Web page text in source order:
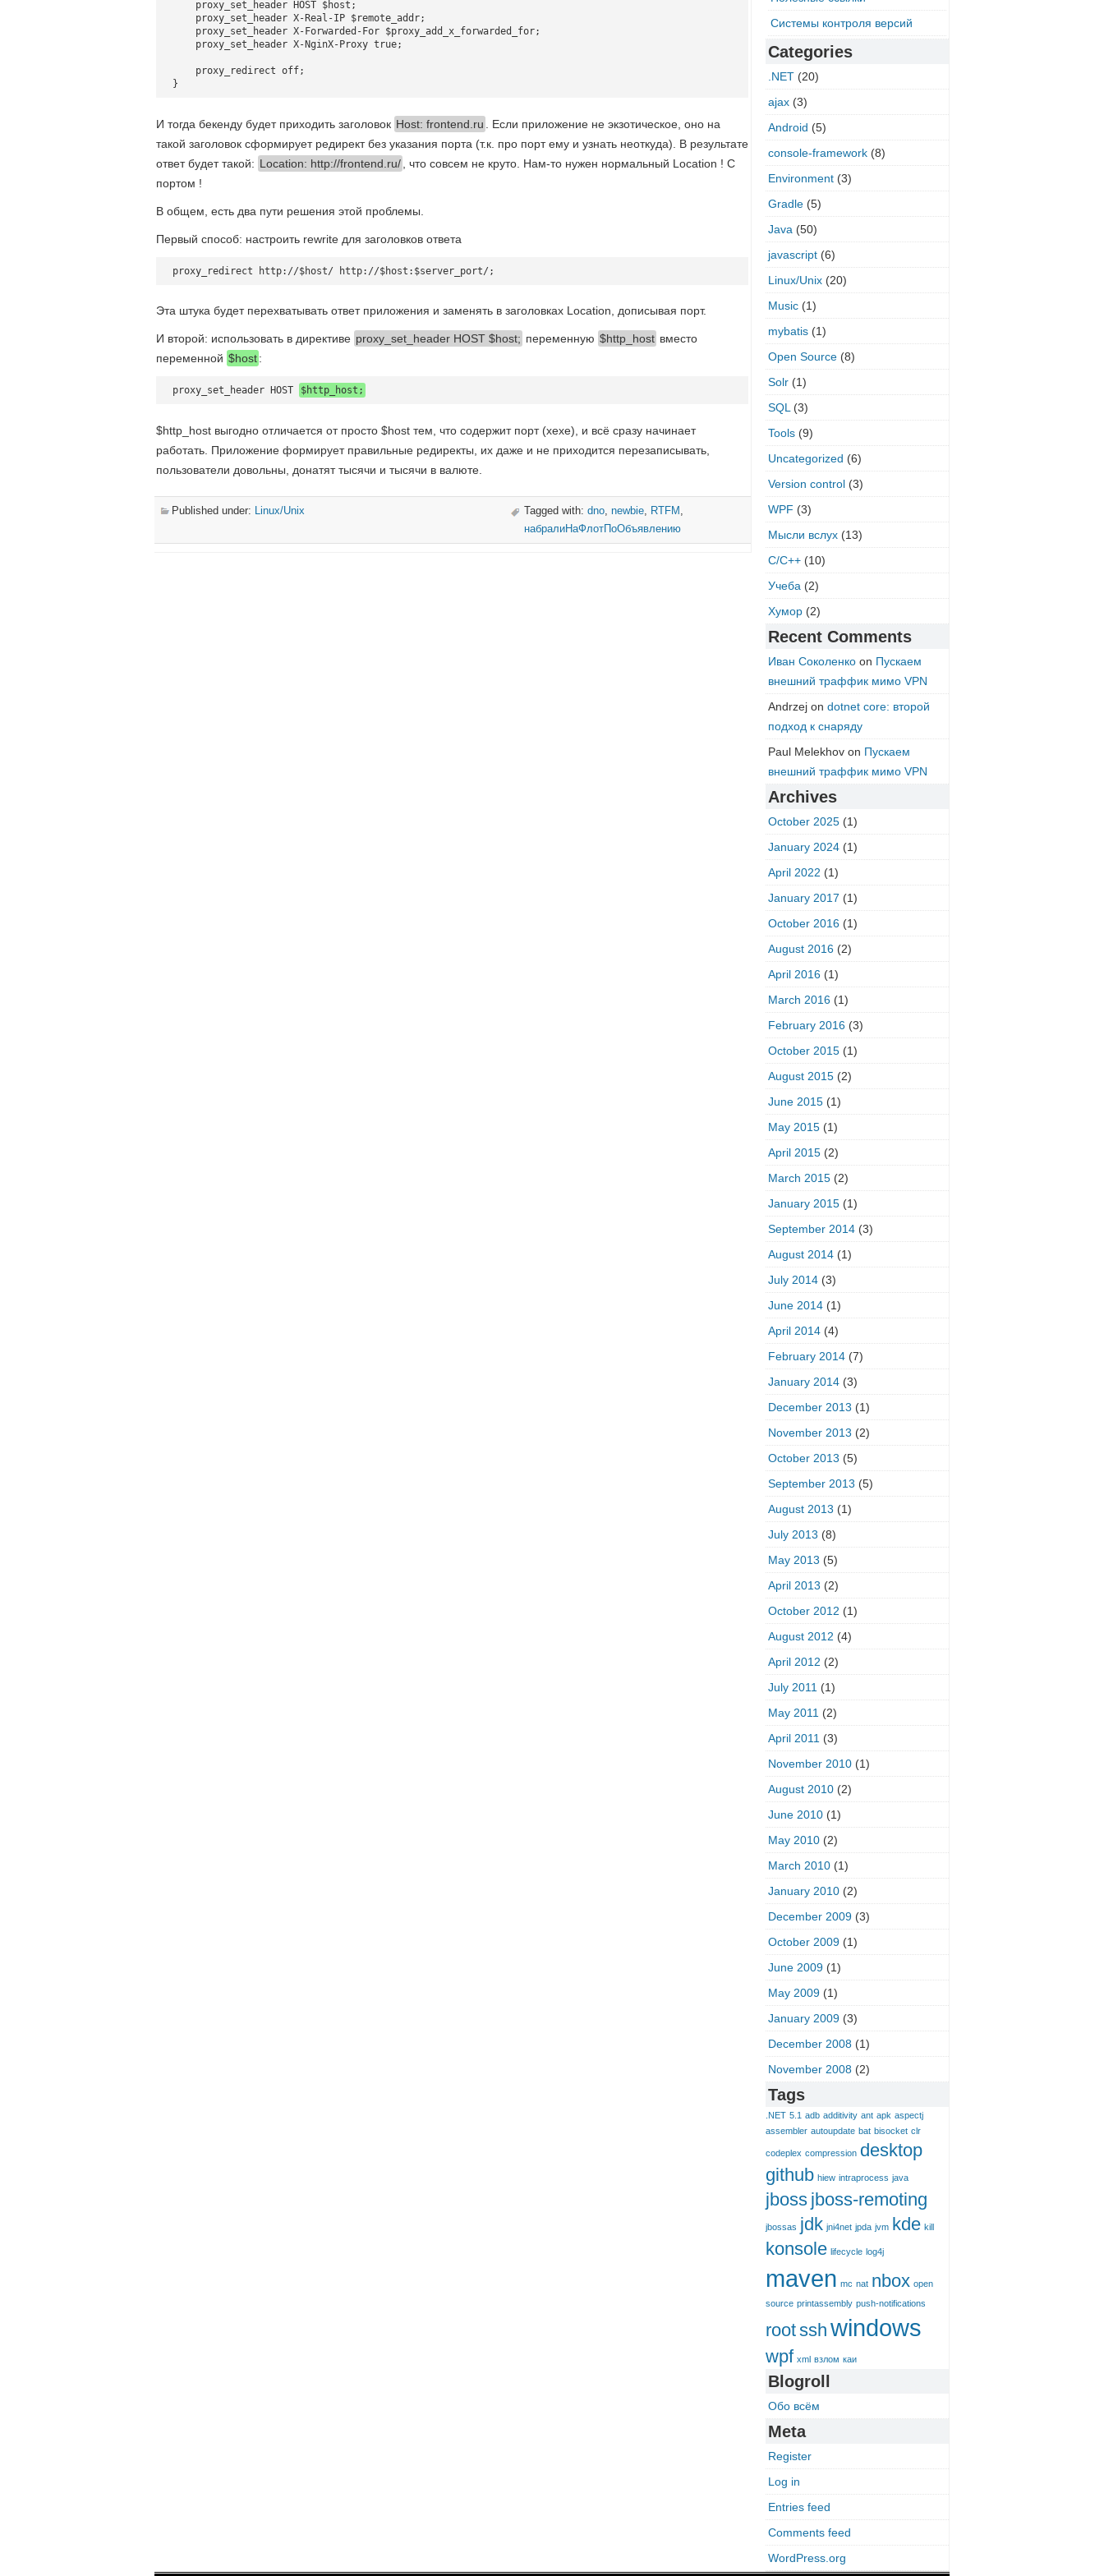
    proxy_set_header HOST $host;
    proxy_set_header X-Real-IP $remote_addr;
    proxy_set_header X-Forwarded-For $proxy_add_x_forwarded_for;
    proxy_set_header X-NginX-Proxy true;
    proxy_redirect off;
И тогда бекенду будет приходить заголовок Host: frontend.ru
. Если приложение не экзотическое, оно на
такой заголовок сформирует редирект без указания порта (т.к. про порт ему и узнать неоткуда). В результате
ответ будет такой: Location: http://frontend.ru/
, что совсем не круто. Нам-то нужен нормальный Location ! С
портом !
В общем, есть два пути решения этой проблемы.
Первый способ: настроить rewrite для заголовков ответа
Эта штука будет перехватывать ответ приложения и заменять в заголовках Location, дописывая порт.
И второй: использовать в директиве proxy_set_header HOST $host; переменную $http_host вместо
переменной $host:
proxy_set_header HOST $http_host;
$http_host выгодно отличается от просто $host тем, что содержит порт (хехе), и всё сразу начинает
работать. Приложение формирует правильные редиректы, их даже и не приходится перезаписывать,
пользователи довольны, донатят тысячи и тысячи в валюте.
Published under: Linux/Unix Tagged with:dno ,newbie RTFM
набралиНаФлотПоОбъявлению
Системы контроля версий
Categories
.NET (20)
ajax (3)
Android (5)
console-framework (8)
Environment (3)
Gradle (5)
Java (50)
javascript (6)
Linux/Unix (20)
Music (1)
mybatis (1)
Open Source (8)
Solr (1)
SQL (3)
Tools (9)
Uncategorized (6)
Version control (3)
WPF (3)
Мысли вслух (13)
С/C++ (10)
Учеба (2)
Хумор (2)
Recent Comments
Иван Соколенко on Пускаем
внешний траффик мимо VPN
Andrzej ondotnet core: второй
подход к снаряду
Paul Melekhov on Пускаем
внешний траффик мимо VPN
Archives
October 2025 (1)
January 2024 (1)
April 2022 (1)
January 2017 (1)
October 2016 (1)
August 2016 (2)
April 2016 (1)
March 2016 (1)
February 2016 (3)
October 2015 (1)
August 2015 (2)
June 2015 (1)
May 2015 (1)
April 2015 (2)
March 2015 (2)
January 2015 (1)
September 2014 (3)
August 2014 (1)
July 2014 (3)
June 2014 (1)
April 2014 (4)
February 2014 (7)
January 2014 (3)
December 2013 (1)
November 2013 (2)
October 2013 (5)
September 2013 (5)
August 2013 (1)
July 2013 (8)
May 2013 (5)
April 2013 (2)
October 2012 (1)
August 2012 (4)
April 2012 (2)
July 2011 (1)
May 2011 (2)
April 2011 (3)
November 2010 (1)
August 2010 (2)
June 2010 (1)
May 2010 (2)
March 2010 (1)
January 2010 (2)
December 2009 (3)
October 2009 (1)
June 2009 (1)
May 2009 (1)
January 2009 (3)
December 2008 (1)
November 2008 (2)
Tags
.NET 5.1 adb additivity ant apk aspectj
assembler autoupdate bat bisocket clr
codeplex compression desktop
github hiew intraprocess java
jboss jboss-remoting
jbossas jdk jni4net jpda jvm kde kill
konsole lifecycle log4j
maven mc nat nbox open
source printassembly push-notifications
rootssh windows
wpf xml взлом каи
Blogroll
Обо всём
Meta
Register
Log in
Entries feed
Comments feed
WordPress.org